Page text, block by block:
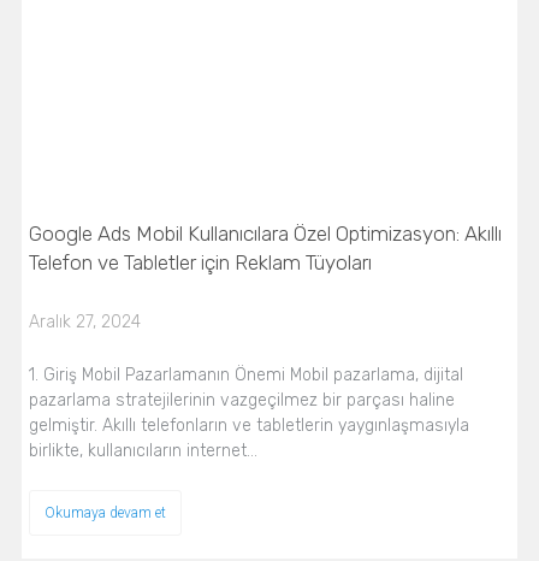
Google Ads Mobil Kullanıcılara Özel Optimizasyon: Akıllı
Telefon ve Tabletler için Reklam Tüyoları
Aralık 27, 2024
1. Giriş Mobil Pazarlamanın Önemi Mobil pazarlama, dijital
pazarlama stratejilerinin vazgeçilmez bir parçası haline
gelmiştir. Akıllı telefonların ve tabletlerin yaygınlaşmasıyla
birlikte, kullanıcıların internet…
Okumaya devam et